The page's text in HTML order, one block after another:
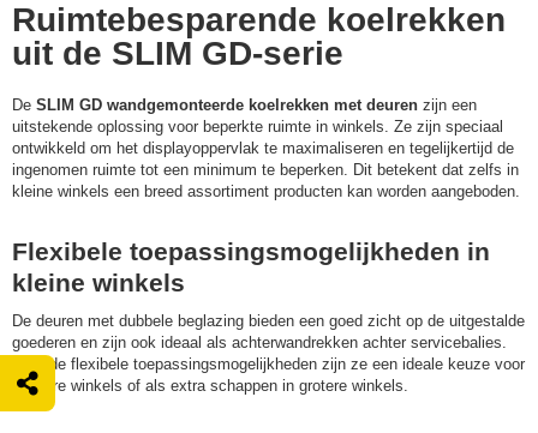
Ruimtebesparende koelrekken
uit de SLIM GD-serie
De SLIM GD wandgemonteerde koelrekken met deuren zijn een
uitstekende oplossing voor beperkte ruimte in winkels. Ze zijn speciaal
ontwikkeld om het displayoppervlak te maximaliseren en tegelijkertijd de
ingenomen ruimte tot een minimum te beperken. Dit betekent dat zelfs in
kleine winkels een breed assortiment producten kan worden aangeboden.
Flexibele toepassingsmogelijkheden in
kleine winkels
De deuren met dubbele beglazing bieden een goed zicht op de uitgestalde
goederen en zijn ook ideaal als achterwandrekken achter servicebalies.
Door de flexibele toepassingsmogelijkheden zijn ze een ideale keuze voor
kleinere winkels of als extra schappen in grotere winkels.